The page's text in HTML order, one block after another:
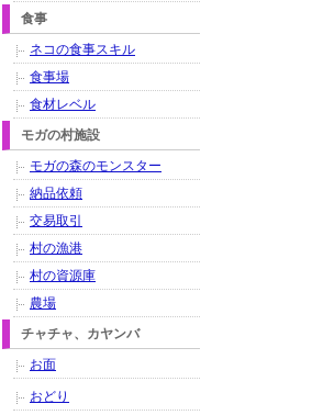
食事
ネコの食事スキル
食事場
食材レベル
モガの村施設
モガの森のモンスター
納品依頼
交易取引
村の漁港
村の資源庫
農場
チャチャ、カヤンバ
お面
おどり